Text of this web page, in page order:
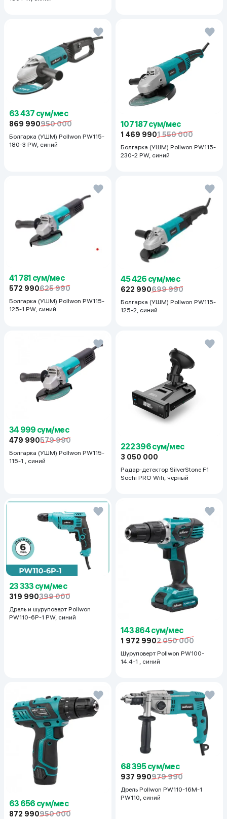
63 437 сум/мес
869 990950 000
Болгарка (УШМ) Pollwon PW115-
180-3 PW, синий
107 187 сум/мес
1 469 9901 550 000
Болгарка (УШМ) Pollwon PW115-
230-2 PW, синий
41 781 сум/мес
572 990625 990
Болгарка (УШМ) Pollwon PW115-
125-1 PW, синий
45 426 сум/мес
622 990699 990
Болгарка (УШМ) Pollwon PW115-
125-2, синий
34 999 сум/мес
479 990579 990
Болгарка (УШМ) Pollwon PW115-
115-1 , синий
222 396 сум/мес
3 050 000
Радар-детектор SilverStone F1
Sochi PRO Wifi, черный
23 333 сум/мес
319 990399 000
Дрель и шуруповерт Pollwon
PW110-6P-1 PW, синий
143 864 сум/мес
1 972 9902 050 000
Шуруповерт Pollwon PW100-
14.4-1 , синий
63 656 сум/мес
872 990950 000
68 395 сум/мес
937 990979 990
Дрель Pollwon PW110-16M-1
PW110, синий